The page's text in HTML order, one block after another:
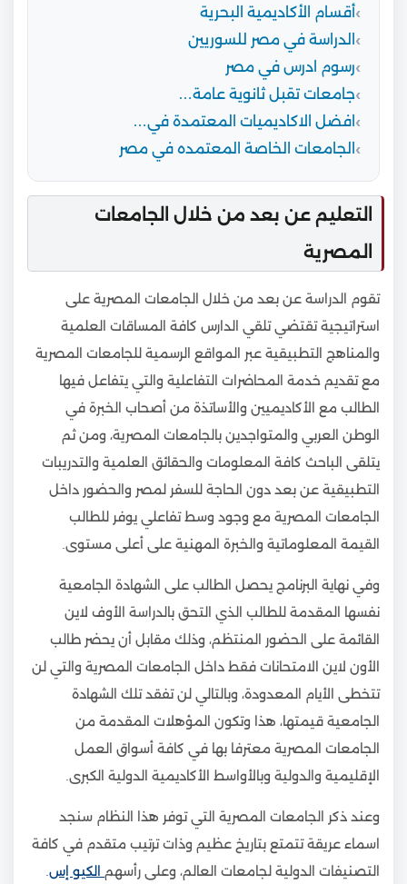
أقسام الأكاديمية البحرية
الدراسة في مصر للسوريين
رسوم ادرس في مصر
جامعات تقبل ثانوية عامة…
افضل الاكاديميات المعتمدة في…
الجامعات الخاصة المعتمده في مصر
التعليم عن بعد من خلال الجامعات
المصرية
تقوم الدراسة عن بعد من خلال الجامعات المصرية على
استراتيجية تقتضي تلقي الدارس كافة المساقات العلمية
والمناهج التطبيقية عبر المواقع الرسمية للجامعات المصرية
مع تقديم خدمة المحاضرات التفاعلية والتي يتفاعل فيها
الطالب مع الأكاديميين والأساتذة من أصحاب الخبرة في
الوطن العربي والمتواجدين بالجامعات المصرية، ومن ثم
يتلقى الباحث كافة المعلومات والحقائق العلمية والتدريبات
التطبيقية عن بعد دون الحاجة للسفر لمصر والحضور داخل
الجامعات المصرية مع وجود وسط تفاعلي يوفر للطالب
القيمة المعلوماتية والخبرة المهنية على أعلى مستوى.
وفي نهاية البرنامج يحصل الطالب على الشهادة الجامعية
نفسها المقدمة للطالب الذي التحق بالدراسة الأوف لاين
القائمة على الحضور المنتظم، وذلك مقابل أن يحضر طالب
الأون لاين الامتحانات فقط داخل الجامعات المصرية والتي لن
تتخطى الأيام المعدودة، وبالتالي لن تفقد تلك الشهادة
الجامعية قيمتها، هذا وتكون المؤهلات المقدمة من
الجامعات المصرية معترفا بها في كافة أسواق العمل
الإقليمية والدولية وبالأواسط الأكاديمية الدولية الكبرى.
وعند ذكر الجامعات المصرية التي توفر هذا النظام سنجد
اسماء عريقة تتمتع بتاريخ عظيم وذات ترتيب متقدم في كافة
التصنيفات الدولية لجامعات العالم، وعلى رأسهم الكيو إس.